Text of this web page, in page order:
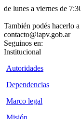
de lunes a viernes de
También podés hacerlo
contacto@iapv.gob.ar
Seguinos en:
Institucional
Autoridades
Dependencias
Marco legal